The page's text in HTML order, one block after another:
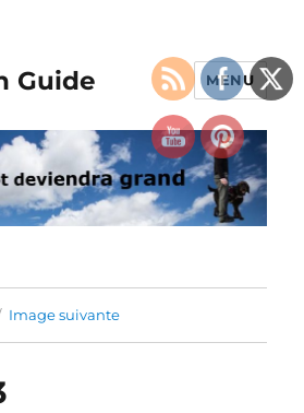
Guide MENU
Image suivante